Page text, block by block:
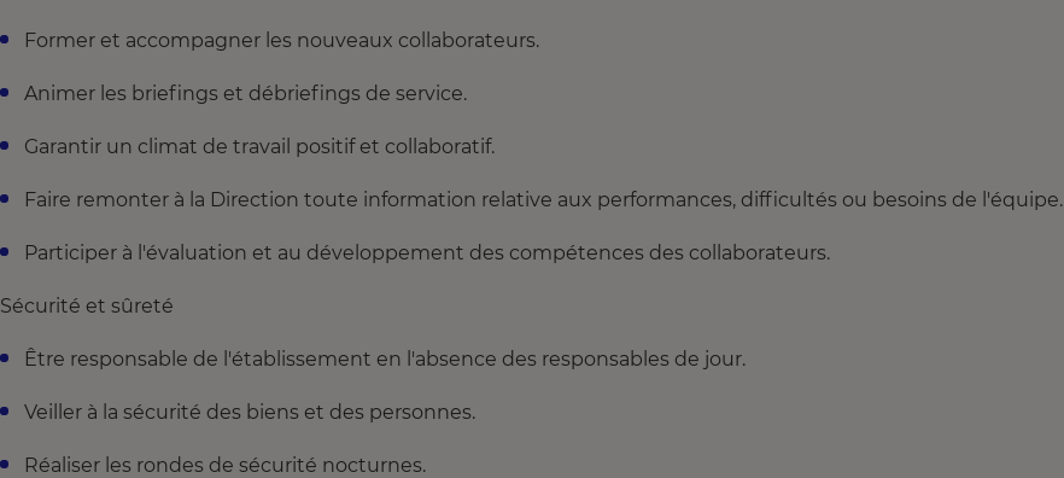
Former et accompagner les nouveaux collaborateurs.
Animer les briefings et débriefings de service.
Garantir un climat de travail positif et collaboratif.
Faire remonter à la Direction toute information relative aux performances, difficultés ou besoins de l'équipe.
Participer à l'évaluation et au développement des compétences des collaborateurs.
Sécurité et sûreté
Être responsable de l'établissement en l'absence des responsables de jour.
Veiller à la sécurité des biens et des personnes.
Réaliser les rondes de sécurité nocturnes.